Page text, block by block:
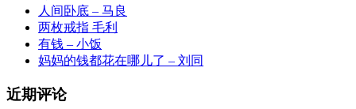
人间卧底 – 马良
两枚戒指 毛利
有钱 – 小饭
妈妈的钱都花在哪儿了 – 刘同
近期评论